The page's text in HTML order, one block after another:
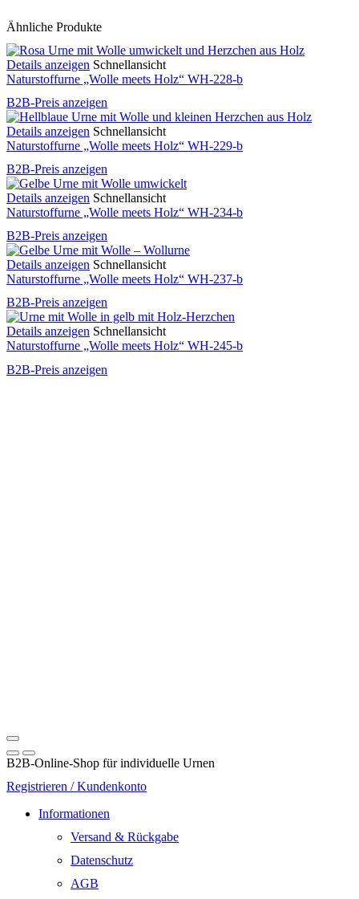
Ähnliche Produkte
Details anzeigen Schnellansicht
Naturstoffurne „Wolle meets Holz“ WH-228-b
B2B-Preis anzeigen
Details anzeigen Schnellansicht
Naturstoffurne „Wolle meets Holz“ WH-229-b
B2B-Preis anzeigen
Details anzeigen Schnellansicht
Naturstoffurne „Wolle meets Holz“ WH-234-b
B2B-Preis anzeigen
Details anzeigen Schnellansicht
Naturstoffurne „Wolle meets Holz“ WH-237-b
B2B-Preis anzeigen
Details anzeigen Schnellansicht
Naturstoffurne „Wolle meets Holz“ WH-245-b
B2B-Preis anzeigen
B2B-Online-Shop für individuelle Urnen
Registrieren / Kundenkonto
Informationen
Versand & Rückgabe
Datenschutz
AGB